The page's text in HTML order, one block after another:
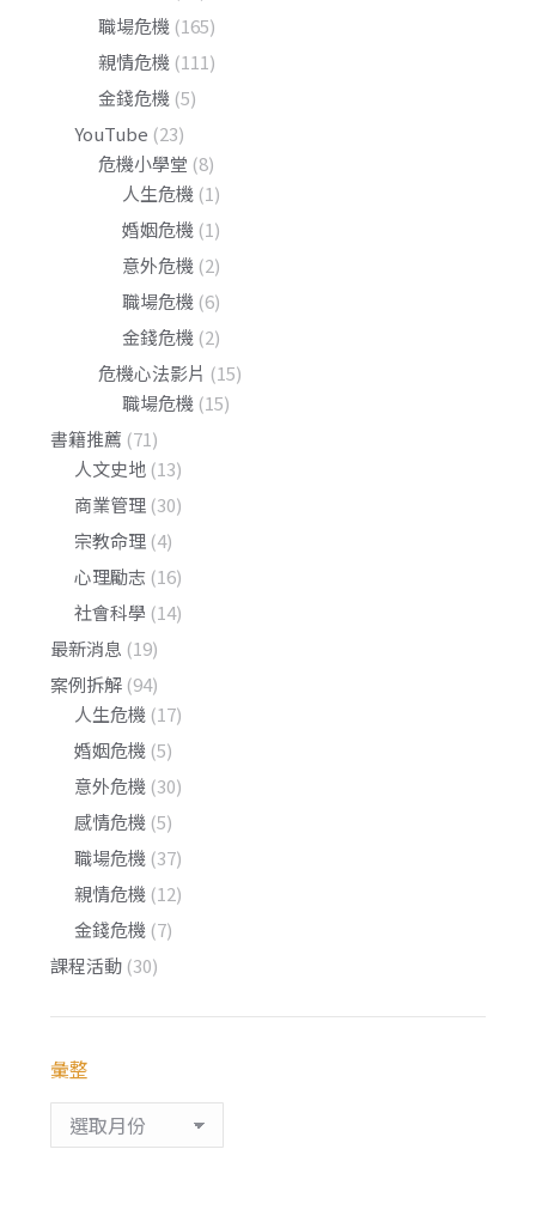
職場危機 (165)
親情危機 (111)
金錢危機 (5)
YouTube (23)
危機小學堂 (8)
人生危機 (1)
婚姻危機 (1)
意外危機 (2)
職場危機 (6)
金錢危機 (2)
危機心法影片 (15)
職場危機 (15)
書籍推薦 (71)
人文史地 (13)
商業管理 (30)
宗教命理 (4)
心理勵志 (16)
社會科學 (14)
最新消息 (19)
案例拆解 (94)
人生危機 (17)
婚姻危機 (5)
意外危機 (30)
感情危機 (5)
職場危機 (37)
親情危機 (12)
金錢危機 (7)
課程活動 (30)
彙整
整